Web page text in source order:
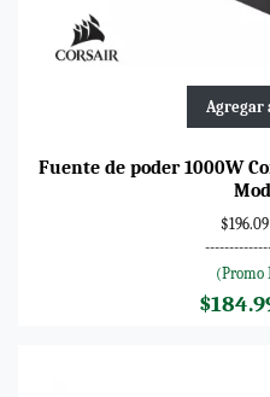
Agregar
Fuente de poder 1000W
(Promo